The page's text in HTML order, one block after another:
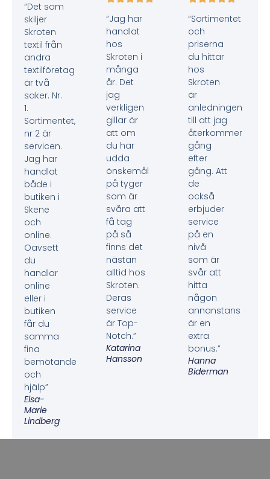
“Det som
skiljer
Skroten
textil från
andra
textilföretag
är två
saker. Nr.
1.
Sortimentet,
nr 2 är
servicen.
Jag har
handlat
både i
butiken i
Skene
och
online.
Oavsett
du
handlar
online
eller i
butiken
får du
samma
fina
bemötande
och
hjälp”
Elsa-
Marie
Lindberg
“Jag har
handlat
hos
Skroten i
många
år. Det
jag
verkligen
gillar är
att om
du har
udda
önskemål
på tyger
som är
svåra att
få tag
på så
finns det
nästan
alltid hos
Skroten.
Deras
service
är Top-
Notch.”
Katarina
Hansson
“Sortimentet
och
priserna
du hittar
hos
Skroten
är
anledningen
till att jag
återkommer
gång
efter
gång. Att
de
också
erbjuder
service
på en
nivå
som är
svår att
hitta
någon
annanstans
är en
extra
bonus.”
Hanna
Biderman